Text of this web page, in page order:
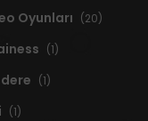
Oyunları (20)
(1)
(1)
(1)